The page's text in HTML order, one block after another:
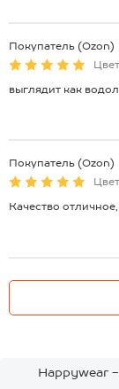
Покупатель (Ozon)
выглядит как
Покупатель (Ozon)
Качество
Happywear